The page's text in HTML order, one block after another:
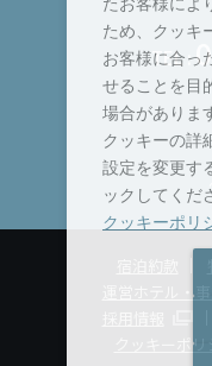
TEL :
運営ホテル・事
クッキーポ
ため、クッキ
お客様に合っ
せることを目
場合がありま
クッキーの詳
設定を変更す
ックしてくだ
クッキーポリ